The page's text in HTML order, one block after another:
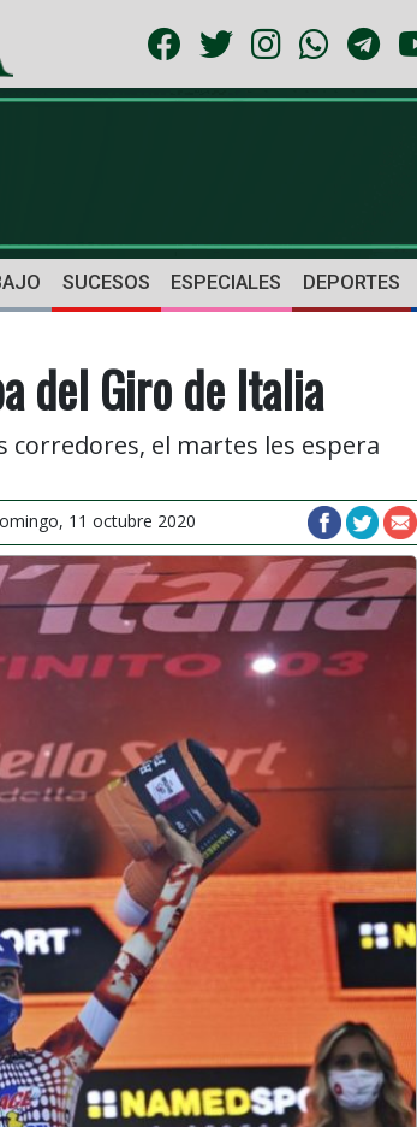
SUCESOS ESPECIALES DEPORTES
del Giro de Italia
corredores, el martes les espera
11 octubre 2020